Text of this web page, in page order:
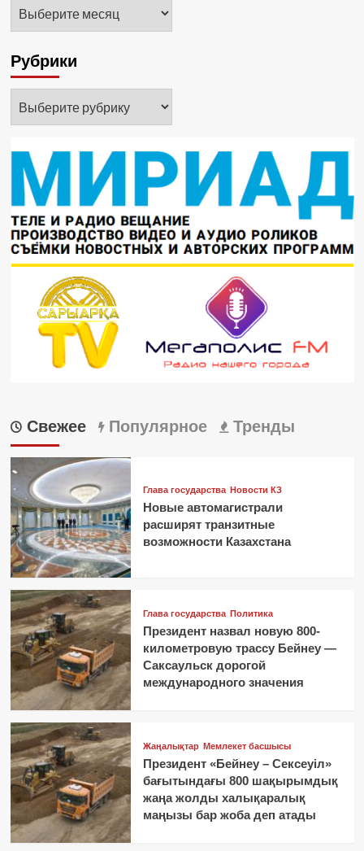
Рубрики
Свежее Популярное Тренды
Глава государства Новости КЗ
Новые автомагистрали
расширят транзитные
возможности Казахстана
Глава государства Политика
Президент назвал новую 800-
километровую трассу Бейнеу —
Саксаульск дорогой
международного значения
Жаңалықтар Мемлекет басшысы
Президент «Бейнеу – Сексеуіл»
бағытындағы 800 шақырымдық
жаңа жолды халықаралық
маңызы бар жоба деп атады